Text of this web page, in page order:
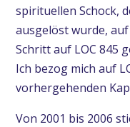
spirituellen Schock,
ausgelöst wurde, auf
Schritt auf LOC 845
Ich bezog mich auf
vorhergehenden
Von 2001 bis 2006